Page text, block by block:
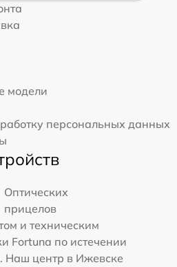
модели
персональных данных
Оптических
прицелов
и техническим
Fortuna по истечении
Наш центр в Ижевске